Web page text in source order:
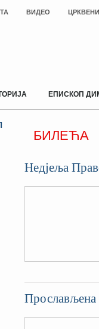
ВИДЕО
ЕПИСКОП
БИЛЕЋА
Недјеља
Прослављена